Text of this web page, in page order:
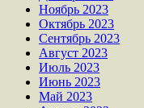
Ноябрь 2023
Октябрь 2023
Сентябрь 2023
Август 2023
Июль 2023
Июнь 2023
Май 2023